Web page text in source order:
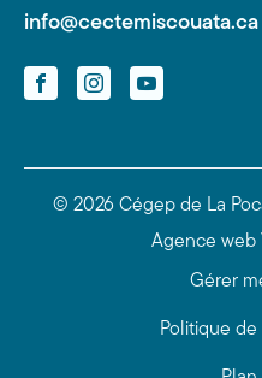
info@cectemiscouata.ca
FacebookInstagramYouTube
© 2026 Cégep de La
Agence web
Gérer
Politique